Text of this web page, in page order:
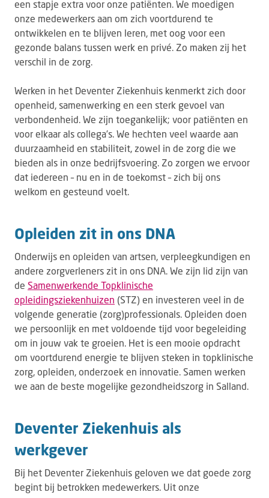
een stapje extra voor onze patiënten. We moedigen
onze medewerkers aan om zich voortdurend te
ontwikkelen en te blijven leren, met oog voor een
gezonde balans tussen werk en privé. Zo maken zij het
verschil in de zorg.
Werken in het Deventer Ziekenhuis kenmerkt zich door
openheid, samenwerking en een sterk gevoel van
verbondenheid. We zijn toegankelijk; voor patiënten en
voor elkaar als collega’s. We hechten veel waarde aan
duurzaamheid en stabiliteit, zowel in de zorg die we
bieden als in onze bedrijfsvoering. Zo zorgen we ervoor
dat iedereen – nu en in de toekomst – zich bij ons
welkom en gesteund voelt.
Opleiden zit in ons DNA
Onderwijs en opleiden van artsen, verpleegkundigen en
andere zorgverleners zit in ons DNA. We zijn lid zijn van
de Samenwerkende Topklinische
opleidingsziekenhuizen (STZ) en investeren veel in de
volgende generatie (zorg)professionals. Opleiden doen
we persoonlijk en met voldoende tijd voor begeleiding
om in jouw vak te groeien. Het is een mooie opdracht
om voortdurend energie te blijven steken in topklinische
zorg, opleiden, onderzoek en innovatie. Samen werken
we aan de beste mogelijke gezondheidszorg in Salland.
Deventer Ziekenhuis als
werkgever
Bij het Deventer Ziekenhuis geloven we dat goede zorg
begint bij betrokken medewerkers. Uit onze